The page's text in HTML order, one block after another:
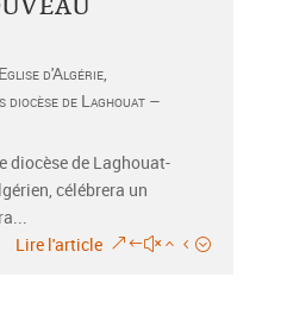
Eglise d'Algérie,
diocèse de Laghouat –
diocèse de Laghouat-
célébrera un
Lire l'article